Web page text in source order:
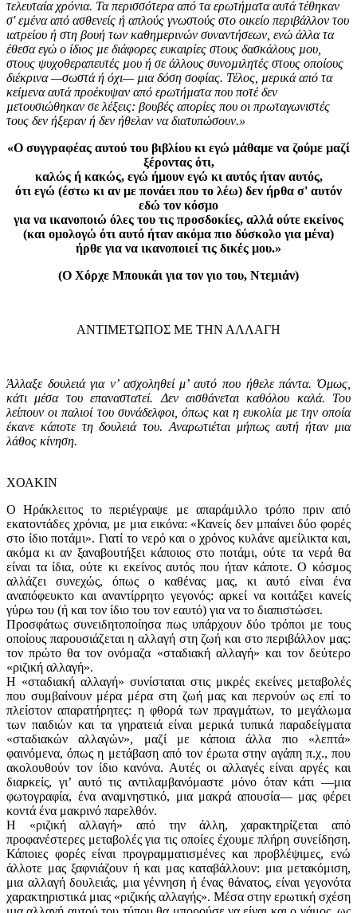
τελευταία χρόνια. Τα περισσότερα από τα ερωτήµατα αυτά τέθηκαν
σ' εµένα από ασθενείς ή απλούς γνωστούς στο οικείο περιβάλλον του
ιατρείου ή στη βουή των καθηµερινών συναντήσεων, ενώ άλλα τα
έθεσα εγώ ο ίδιος µε διάφορες ευκαιρίες στους δασκάλους µου,
στους ψυχοθεραπευτές µου ή σε άλλους συνοµιλητές στους οποίους
διέκρινα —σωστά ή όχι— µια δόση σοφίας. Τέλος, µερικά από τα
κείµενα αυτά προέκυψαν από ερωτήµατα που ποτέ δεν
µετουσιώθηκαν σε λέξεις: βουβές απορίες που οι πρωταγωνιστές
τους δεν ήξεραν ή δεν ήθελαν να διατυπώσουν.»
«Ο συγγραφέας αυτού του βιβλίου κι εγώ µάθαµε να ζούµε µαζί
ξέροντας ότι,
καλώς ή κακώς, εγώ ήµουν εγώ κι αυτός ήταν αυτός,
ότι εγώ (έστω κι αν µε πονάει που το λέω) δεν ήρθα σ' αυτόν
εδώ τον κόσµο
για να ικανοποιώ όλες του τις προσδοκίες, αλλά ούτε εκείνος
(και οµολογώ ότι αυτό ήταν ακόµα πιο δύσκολο για µένα)
ήρθε για να ικανοποιεί τις δικές µου.»
(Ο Χόρχε Μπουκάι για τον γιο του, Ντεμιάν)
ΑΝΤΙΜΕΤΩΠΟΣ ΜΕ ΤΗΝ ΑΛΛΑΓΗ
Άλλαξε δουλειά για ν’ ασχοληθεί μ’ αυτό που ήθελε πάντα. Όμως,
κάτι μέσα του επαναστατεί. Δεν αισθάνεται καθόλου καλά. Του
λείπουν οι παλιοί του συνάδελφοι, όπως και η ευκολία με την οποία
έκανε κάποτε τη δουλειά του. Αναρωτιέται μήπως αυτή ήταν μια
λάθος κίνηση.
ΧΟΑΚΙΝ
Ο Ηράκλειτος το περιέγραψε με απαράμιλλο τρόπο πριν από
εκατοντάδες χρόνια, με μια εικόνα: «Κανείς δεν μπαίνει δύο φορές
στο ίδιο ποτάμι». Γιατί το νερό και ο χρόνος κυλάνε αμείλικτα και,
ακόμα κι αν ξαναβουτήξει κάποιος στο ποτάμι, ούτε τα νερά θα
είναι τα ίδια, ούτε κι εκείνος αυτός που ήταν κάποτε. Ο κόσμος
αλλάζει συνεχώς, όπως ο καθένας μας, κι αυτό είναι ένα
αναπόφευκτο και αναντίρρητο γεγονός: αρκεί να κοιτάξει κανείς
γύρω του (ή και τον ίδιο του τον εαυτό) για να το διαπιστώσει.
Προσφάτως συνειδητοποίησα πως υπάρχουν δύο τρόποι με τους
οποίους παρουσιάζεται η αλλαγή στη ζωή και στο περιβάλλον μας:
τον πρώτο θα τον ονόμαζα «σταδιακή αλλαγή» και τον δεύτερο
«ριζική αλλαγή».
Η «σταδιακή αλλαγή» συνίσταται στις μικρές εκείνες μεταβολές
που συμβαίνουν μέρα μέρα στη ζωή μας και περνούν ως επί το
πλείστον απαρατήρητες: η φθορά των πραγμάτων, το μεγάλωμα
των παιδιών και τα γηρατειά είναι μερικά τυπικά παραδείγματα
«σταδιακών αλλαγών», μαζί με κάποια άλλα πιο «λεπτά»
φαινόμενα, όπως η μετάβαση από τον έρωτα στην αγάπη π.χ., που
ακολουθούν τον ίδιο κανόνα. Αυτές οι αλλαγές είναι αργές και
διαρκείς, γι’ αυτό τις αντιλαμβανόμαστε μόνο όταν κάτι —μια
φωτογραφία, ένα αναμνηστικό, μια μακρά απουσία— μας φέρει
κοντά ένα μακρινό παρελθόν.
Η «ριζική αλλαγή» από την άλλη, χαρακτηρίζεται από
προφανέστερες μεταβολές για τις οποίες έχουμε πλήρη συνείδηση.
Κάποιες φορές είναι προγραμματισμένες και προβλέψιμες, ενώ
άλλοτε μας ξαφνιάζουν ή και μας καταβάλλουν: μια μετακόμιση,
μια αλλαγή δουλειάς, μια γέννηση ή ένας θάνατος, είναι γεγονότα
χαρακτηριστικά μιας «ριζικής αλλαγής». Μέσα στην ερωτική σχέση